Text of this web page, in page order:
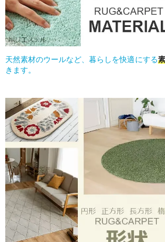
天然素材のウールなど、暮らしを快適にする
きます。